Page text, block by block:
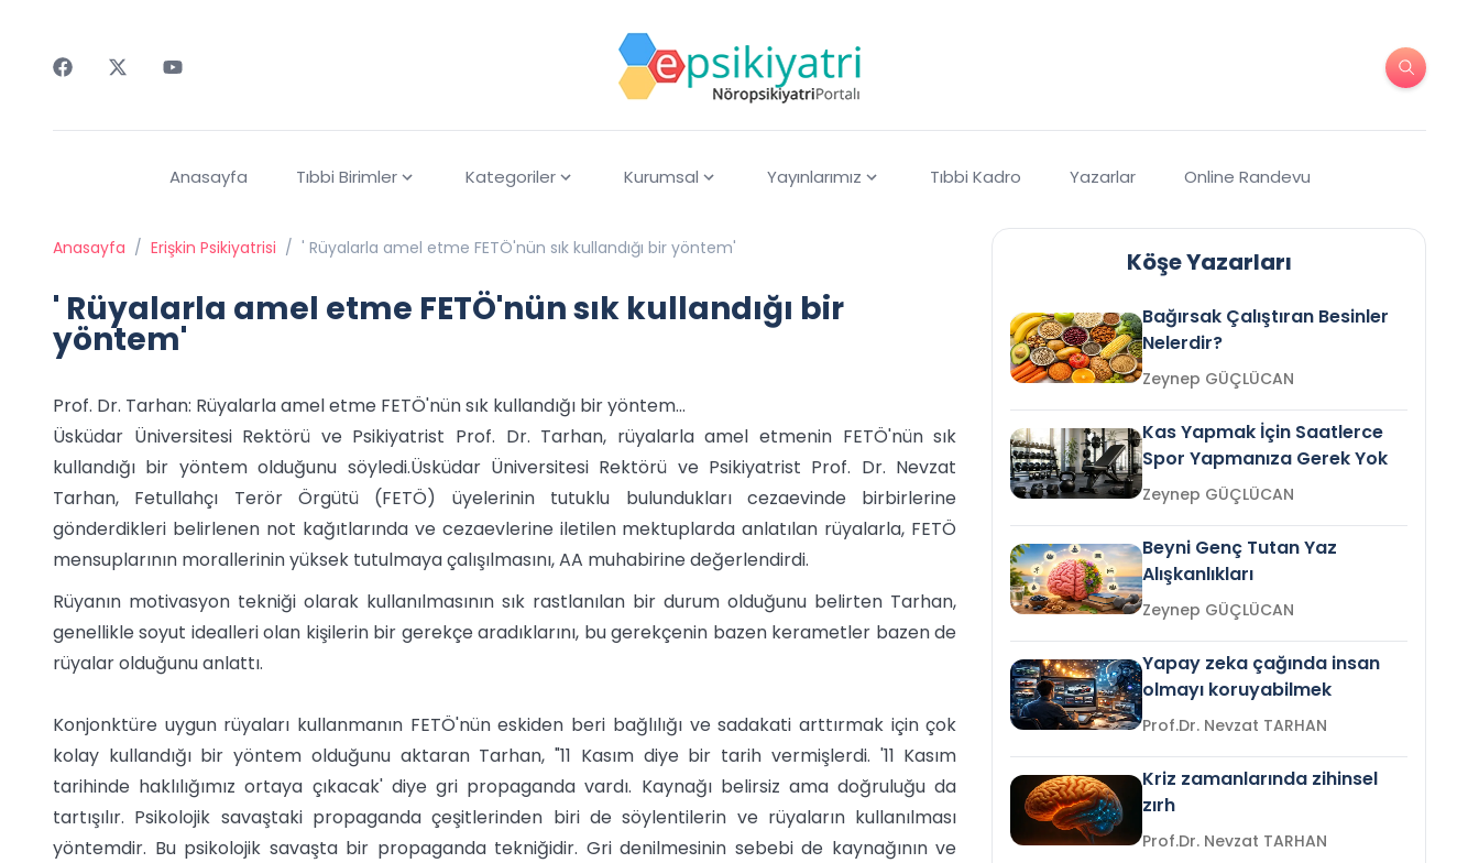
Anasayfa Tıbbi Birimler Kategoriler Kurumsal Yayınlarımız Tıbbi Kadro Yazarlar Online Randevu
Anasayfa / Erişkin Psikiyatrisi / ' Rüyalarla amel etme FETÖ'nün sık kullandığı bir yöntem'
' Rüyalarla amel etme FETÖ'nün sık kullandığı bir
yöntem'
Prof. Dr. Tarhan: Rüyalarla amel etme FETÖ'nün sık kullandığı bir yöntem...
Üsküdar Üniversitesi Rektörü ve Psikiyatrist Prof. Dr. Tarhan, rüyalarla amel etmenin FETÖ'nün sık
kullandığı bir yöntem olduğunu söyledi.Üsküdar Üniversitesi Rektörü ve Psikiyatrist Prof. Dr. Nevzat
Tarhan, Fetullahçı Terör Örgütü (FETÖ) üyelerinin tutuklu bulundukları cezaevinde birbirlerine
gönderdikleri belirlenen not kağıtlarında ve cezaevlerine iletilen mektuplarda anlatılan rüyalarla, FETÖ
mensuplarının morallerinin yüksek tutulmaya çalışılmasını, AA muhabirine değerlendirdi.
Rüyanın motivasyon tekniği olarak kullanılmasının sık rastlanılan bir durum olduğunu belirten Tarhan,
genellikle soyut idealleri olan kişilerin bir gerekçe aradıklarını, bu gerekçenin bazen kerametler bazen de
rüyalar olduğunu anlattı.
Konjonktüre uygun rüyaları kullanmanın FETÖ'nün eskiden beri bağlılığı ve sadakati arttırmak için çok
kolay kullandığı bir yöntem olduğunu aktaran Tarhan, "11 Kasım diye bir tarih vermişlerdi. '11 Kasım
tarihinde haklılığımız ortaya çıkacak' diye gri propaganda vardı. Kaynağı belirsiz ama doğruluğu da
tartışılır. Psikolojik savaştaki propaganda çeşitlerinden biri de söylentilerin ve rüyaların kullanılması
yöntemdir. Bu psikolojik savaşta bir propaganda tekniğidir. Gri denilmesinin sebebi de kaynağının ve
Köşe Yazarları
Bağırsak Çalıştıran Besinler
Nelerdir?
Zeynep GÜÇLÜCAN
Kas Yapmak İçin Saatlerce
Spor Yapmanıza Gerek Yok
Zeynep GÜÇLÜCAN
Beyni Genç Tutan Yaz
Alışkanlıkları
Zeynep GÜÇLÜCAN
Yapay zeka çağında insan
olmayı koruyabilmek
Prof.Dr. Nevzat TARHAN
Kriz zamanlarında zihinsel
zırh
Prof.Dr. Nevzat TARHAN